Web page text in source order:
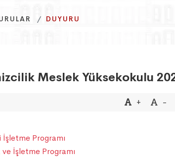
DUYURU
DUYURU
DUYURU
Meslek Yüksekokulu
+ -
Programı
ve İşletme Programı